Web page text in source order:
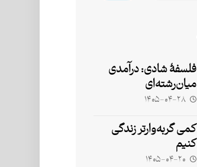
فلسفۀ شادی: درآمدی
میان‌رشته‌ای
۱۴۰۵-۰۴-۲۸
کمی گربه‌وارتر زندگی
کنیم
۱۴۰۵-۰۴-۲۰